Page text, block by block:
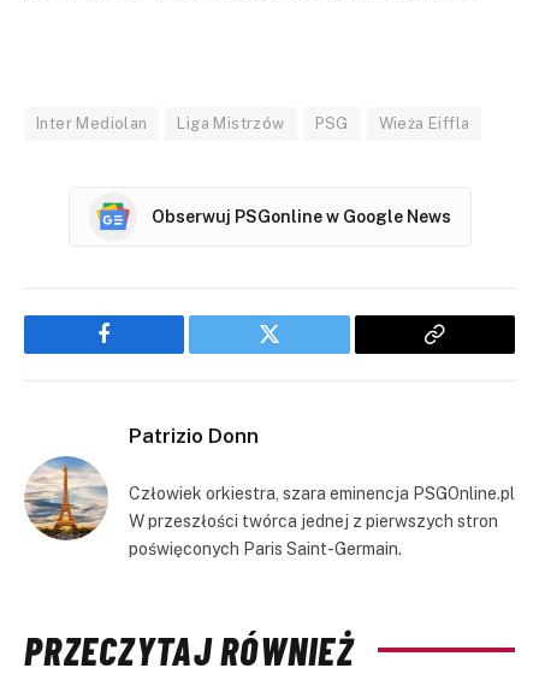
Inter Mediolan Liga Mistrzów PSG Wieża Eiffla
Obserwuj PSGonline w Google News
Facebook Twitter
Copy
Patrizio Donn
Człowiek orkiestra, szara eminencja PSGOnline.pl
W przeszłości twórca jednej z pierwszych stron
poświęconych Paris Saint-Germain.
PRZECZYTAJ RÓWNIEŻ